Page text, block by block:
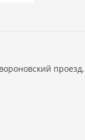
проезд,